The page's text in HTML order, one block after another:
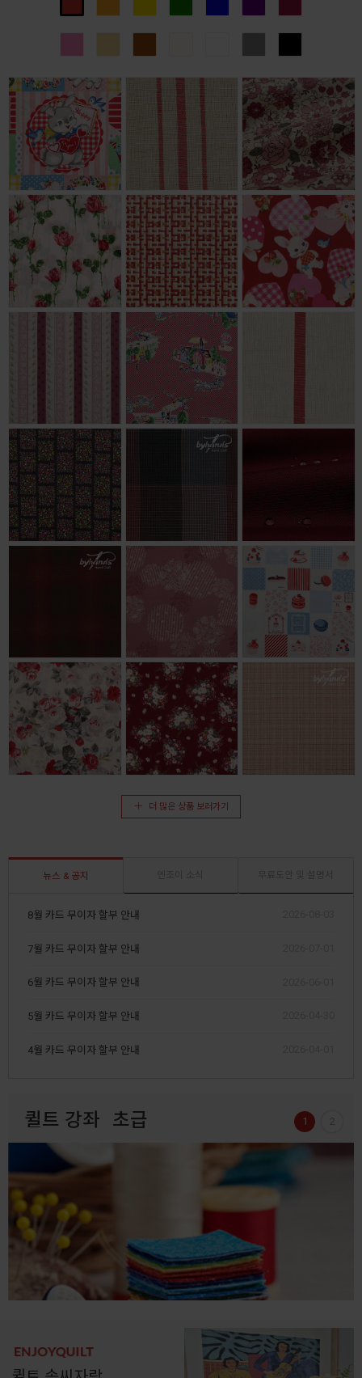
더 많은 상품 보러가기
뉴스 & 공지
8월 카드 무이자 할부 안내
7월 카드 무이자 할부 안내
6월 카드 무이자 할부 안내
5월 카드 무이자 할부 안내
4월 카드 무이자 할부 안내
퀼트 강좌 초급 1